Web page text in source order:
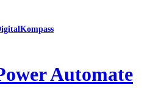
Automate